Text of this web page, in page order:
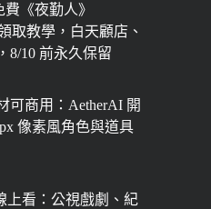
費《夜勤人》
取教學，白天顧店、
8/10 前永久保留
可商用：AetherAI 開
像素風角色與道具
上看：公視戲劇、紀